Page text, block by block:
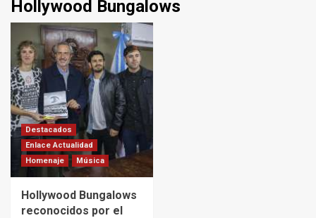
Hollywood Bungalows
Destacados
Enlace Actualidad
Homenaje
Música
Hollywood Bungalows
reconocidos por el